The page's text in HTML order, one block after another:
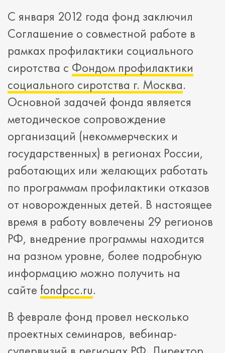
С января 2012 года фонд заключил
Соглашение о совместной работе в
рамках профилактики социального
сиротства с Фондом профилактики
социального сиротства г. Москва.
Основной задачей фонда является
методическое сопровождение
организаций (некоммерческих и
государственных) в регионах России,
работающих или желающих работать
по программам профилактики отказов
от новорожденных детей. В настоящее
время в работу вовлечены 29 регионов
РФ, внедрение программы находится
на разном уровне, более подробную
информацию можно получить на
сайте fondpcc.ru.
В феврале фонд провел несколько
проектных семинаров, вебинар-